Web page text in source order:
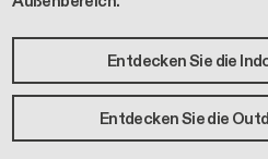
Entdecken Sie die
Entdecken Sie die